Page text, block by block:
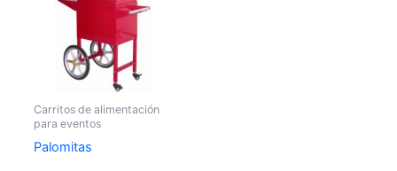
Carritos de alimentación
para eventos
Palomitas